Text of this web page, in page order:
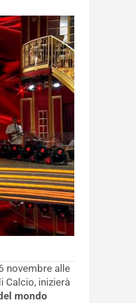
novembre alle
Calcio, inizierà
mondo